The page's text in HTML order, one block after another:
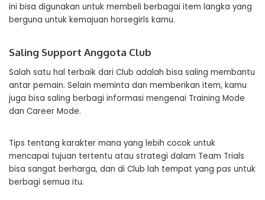
ini bisa digunakan untuk membeli berbagai item langka yang
berguna untuk kemajuan horsegirls kamu.
Saling Support Anggota Club
Salah satu hal terbaik dari Club adalah bisa saling membantu
antar pemain. Selain meminta dan memberikan item, kamu
juga bisa saling berbagi informasi mengenai Training Mode
dan Career Mode.
Tips tentang karakter mana yang lebih cocok untuk
mencapai tujuan tertentu atau strategi dalam Team Trials
bisa sangat berharga, dan di Club lah tempat yang pas untuk
berbagi semua itu.